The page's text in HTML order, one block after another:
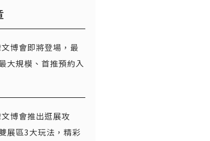
博會即將登場，最
大規模、首推預約入
博會推出逛展攻
展區3大玩法，精彩